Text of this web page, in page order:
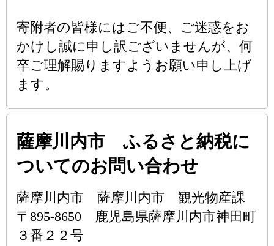
寄附者の皆様にはご不便、ご迷惑をお
かけし誠に申し訳ございませんが、何
卒ご理解賜りますようお願い申し上げ
ます。
薩摩川内市 ふるさと納税に
ついてのお問い合わせ
薩摩川内市 薩摩川内市 観光物産課
〒895-8650 鹿児島県薩摩川内市神田町
３番２２号